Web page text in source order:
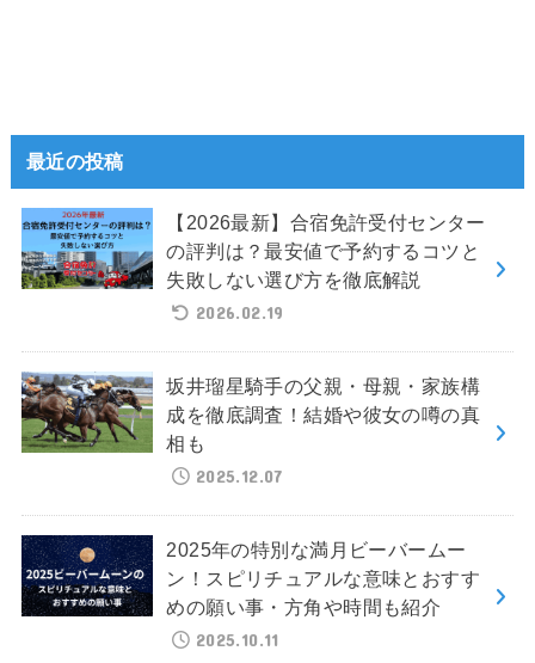
最近の投稿
【2026最新】合宿免許受付センター
の評判は？最安値で予約するコツと
失敗しない選び方を徹底解説
2026.02.19
坂井瑠星騎手の父親・母親・家族構
成を徹底調査！結婚や彼女の噂の真
相も
2025.12.07
2025年の特別な満月ビーバームー
ン！スピリチュアルな意味とおすす
めの願い事・方角や時間も紹介
2025.10.11